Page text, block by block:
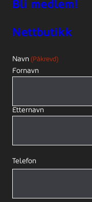
Bli medlem!
Nettbutikk
Navn (Påkrevd)
Fornavn
Etternavn
Telefon